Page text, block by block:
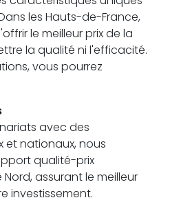
les Hauts-de-France,
le meilleur prix de la
la qualité ni l'efficacité.
vous pourrez
avec des
et nationaux, nous
qualité-prix
assurant le meilleur
investissement.